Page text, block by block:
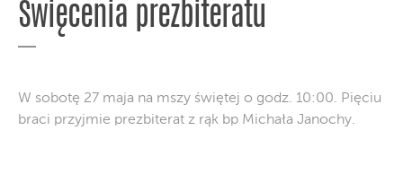
Święcenia prezbiteratu
W sobotę 27 maja na mszy świętej o godz. 10:00. Pięciu
braci przyjmie prezbiterat z rąk bp Michała Janochy.